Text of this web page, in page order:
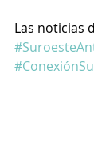
Las noticias